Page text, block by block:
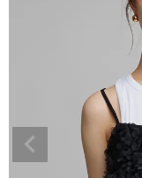
OUTLET